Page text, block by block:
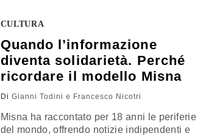
sartoriale trasmette identità e autorevolezza.
Storia e cultura della moda presso
l’Università Iulm
CULTURA
Quando l’informazione
diventa solidarietà. Perché
ricordare il modello Misna
Di Gianni Todini e Francesco Nicotri
Misna ha raccontato per 18 anni le periferie
del mondo, offrendo notizie indipendenti e